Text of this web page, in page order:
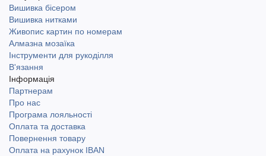
Вишивка бісером
Вишивка нитками
Живопис картин по номерам
Алмазна мозаїка
Інструменти для рукоділля
В'язання
Інформація
Партнерам
Про нас
Програма лояльності
Оплата та доставка
Повернення товару
Оплата на рахунок IBAN